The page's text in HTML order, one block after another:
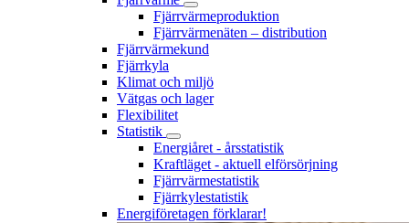
Fjärrvärmeproduktion
Fjärrvärmenäten – distribution
Fjärrvärmekund
Fjärrkyla
Klimat och miljö
Vätgas och lager
Flexibilitet
Statistik
Energiåret - årsstatistik
Kraftläget - aktuell elförsörjning
Fjärrvärmestatistik
Fjärrkylestatistik
Energiföretagen förklarar!